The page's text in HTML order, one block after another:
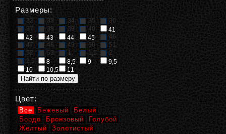
Размеры:
32 33 34 35
36
37
38 39 40
41
42
43 44 45
46
47
48 49 50
51
52
53 1 1,5
2
2,5
8 8,5 9
9,5
10
10,5 11
Цвет:
Все Бежевый
Белый
Бордо
Бронзовый
Голубой
Желтый
Золотистый